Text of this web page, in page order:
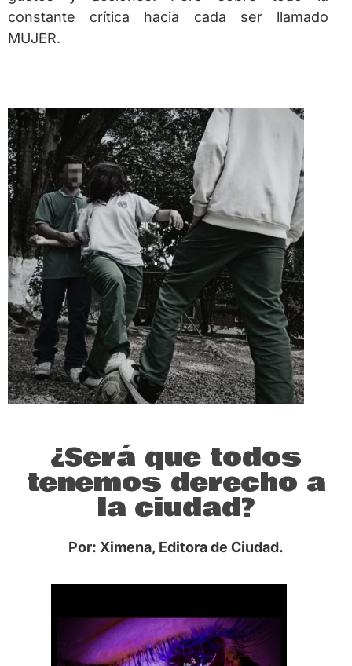
constante crítica hacia cada ser llamado
MUJER.
¿Será que todos
tenemos derecho a
la ciudad?
Por: Ximena, Editora de Ciudad.